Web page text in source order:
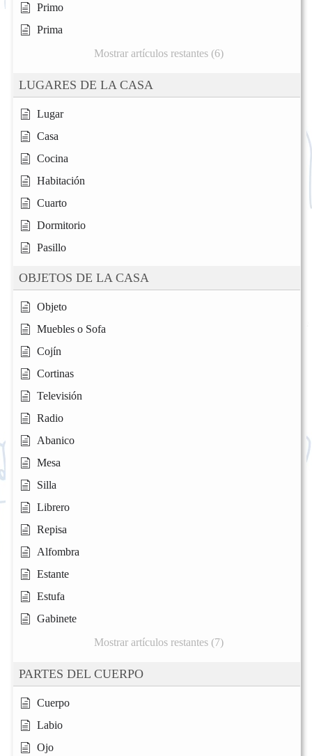
Primo
Prima
Mostrar artículos restantes (6)
LUGARES DE LA CASA
Lugar
Casa
Cocina
Habitación
Cuarto
Dormitorio
Pasillo
OBJETOS DE LA CASA
Objeto
Muebles o Sofa
Cojín
Cortinas
Televisión
Radio
Abanico
Mesa
Silla
Librero
Repisa
Alfombra
Estante
Estufa
Gabinete
Mostrar artículos restantes (7)
PARTES DEL CUERPO
Cuerpo
Labio
Ojo